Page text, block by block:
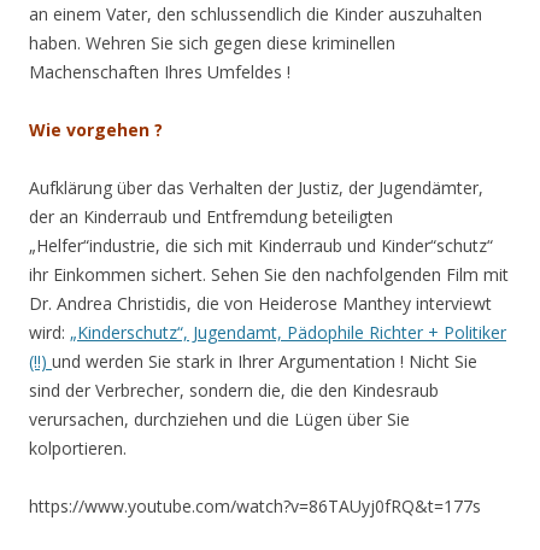
an einem Vater, den schlussendlich die Kinder auszuhalten
haben. Wehren Sie sich gegen diese kriminellen
Machenschaften Ihres Umfeldes !
Wie vorgehen ?
Aufklärung über das Verhalten der Justiz, der Jugendämter,
der an Kinderraub und Entfremdung beteiligten
„Helfer“industrie, die sich mit Kinderraub und Kinder“schutz“
ihr Einkommen sichert. Sehen Sie den nachfolgenden Film mit
Dr. Andrea Christidis, die von Heiderose Manthey interviewt
wird: „Kinderschutz“, Jugendamt, Pädophile Richter + Politiker
(!!) und werden Sie stark in Ihrer Argumentation ! Nicht Sie
sind der Verbrecher, sondern die, die den Kindesraub
verursachen, durchziehen und die Lügen über Sie
kolportieren.
https://www.youtube.com/watch?v=86TAUyj0fRQ&t=177s